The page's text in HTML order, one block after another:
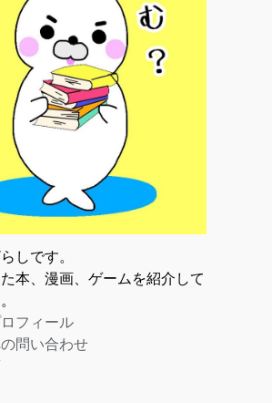
しです。
本、漫画、ゲームを紹介して
フィール
問い合わせ